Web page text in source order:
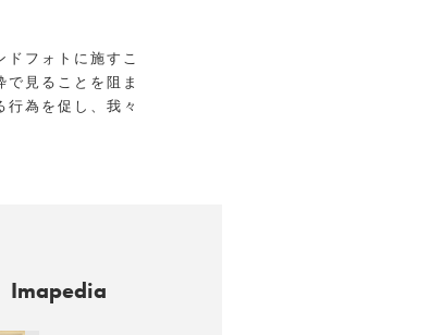
フォトに施すこ
見ることを阻ま
為を促し、我々
Imapedia